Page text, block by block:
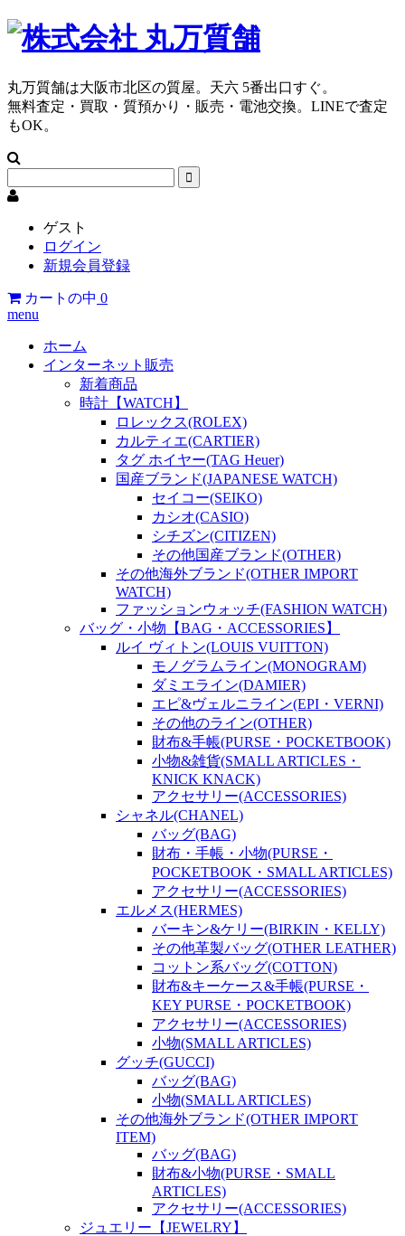
丸万質舗は大阪市北区の質屋。天六 5番出口すぐ。
無料査定・買取・質預かり・販売・電池交換。LINEで査定
もOK。
ゲスト
ログイン
新規会員登録
カートの中 0
menu
ホーム
インターネット販売
新着商品
時計【WATCH】
ロレックス(ROLEX)
カルティエ(CARTIER)
タグ ホイヤー(TAG Heuer)
国産ブランド(JAPANESE WATCH)
セイコー(SEIKO)
カシオ(CASIO)
シチズン(CITIZEN)
その他国産ブランド(OTHER)
その他海外ブランド(OTHER IMPORT
WATCH)
ファッションウォッチ(FASHION WATCH)
バッグ・小物【BAG・ACCESSORIES】
ルイ ヴィトン(LOUIS VUITTON)
モノグラムライン(MONOGRAM)
ダミエライン(DAMIER)
エピ&ヴェルニライン(EPI・VERNI)
その他のライン(OTHER)
財布&手帳(PURSE・POCKETBOOK)
小物&雑貨(SMALL ARTICLES・
KNICK KNACK)
アクセサリー(ACCESSORIES)
シャネル(CHANEL)
バッグ(BAG)
財布・手帳・小物(PURSE・
POCKETBOOK・SMALL ARTICLES)
アクセサリー(ACCESSORIES)
エルメス(HERMES)
バーキン&ケリー(BIRKIN・KELLY)
その他革製バッグ(OTHER LEATHER)
コットン系バッグ(COTTON)
財布&キーケース&手帳(PURSE・
KEY PURSE・POCKETBOOK)
アクセサリー(ACCESSORIES)
小物(SMALL ARTICLES)
グッチ(GUCCI)
バッグ(BAG)
小物(SMALL ARTICLES)
その他海外ブランド(OTHER IMPORT
ITEM)
バッグ(BAG)
財布&小物(PURSE・SMALL
ARTICLES)
アクセサリー(ACCESSORIES)
ジュエリー【JEWELRY】